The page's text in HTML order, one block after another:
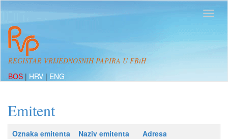
REGISTAR VRIJEDNOSNIH PAPIRA U FBiH
BOS | HRV | ENG
Emitent
Oznaka emitenta Naziv emitenta
Adresa